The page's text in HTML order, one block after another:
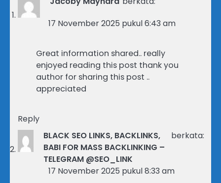
17 November 2025 pukul 6:43 am
Great information shared.. really
enjoyed reading this post thank you
author for sharing this post ..
appreciated
Reply
BLACK SEO LINKS, BACKLINKS,
BABI FOR MASS BACKLINKING –
TELEGRAM @SEO_LINK
berkata:
17 November 2025 pukul 8:33 am